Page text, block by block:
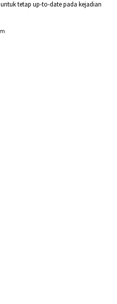
tetap up-to-date pada kejadian